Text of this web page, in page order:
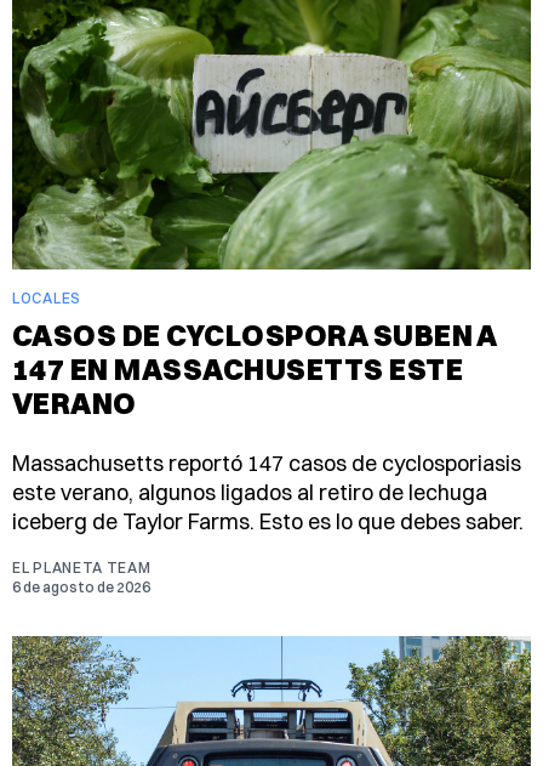
LOCALES
CASOS DE CYCLOSPORA SUBEN A
147 EN MASSACHUSETTS ESTE
VERANO
Massachusetts reportó 147 casos de cyclosporiasis
este verano, algunos ligados al retiro de lechuga
iceberg de Taylor Farms. Esto es lo que debes saber.
EL PLANETA TEAM
6 de agosto de 2026